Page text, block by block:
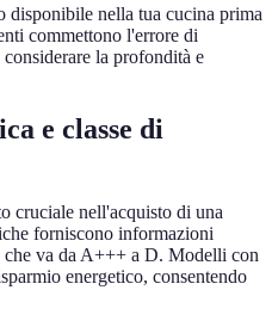
disponibile nella tua cucina prima
commettono l'errore di
la profondità e
e classe di
cruciale nell'acquisto di una
forniscono informazioni
che va da A+++ a D. Modelli con
energetico, consentendo